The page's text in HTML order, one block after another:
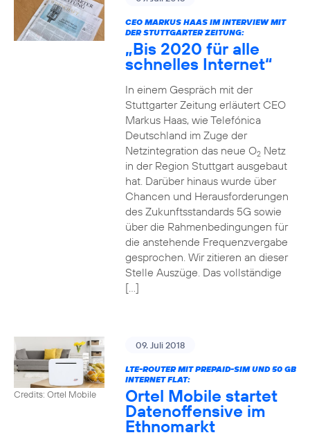
CEO MARKUS HAAS IM INTERVIEW MIT
DER STUTTGARTER ZEITUNG:
„Bis 2020 für alle
schnelles Internet“
In einem Gespräch mit der
Stuttgarter Zeitung erläutert CEO
Markus Haas, wie Telefónica
Deutschland im Zuge der
Netzintegration das neue O2Netz
in der Region Stuttgart ausgebaut
hat. Darüber hinaus wurde über
Chancen und Herausforderungen
des Zukunftsstandards 5G sowie
über die Rahmenbedingungen für
die anstehende Frequenzvergabe
gesprochen. Wir zitieren an dieser
Stelle Auszüge. Das vollständige
[…]
Credits: Ortel Mobile
09. Juli 2018
LTE-ROUTER MIT PREPAID-SIM UND 50 GB
INTERNET FLAT:
Ortel Mobile startet
Datenoffensive im
Ethnomarkt